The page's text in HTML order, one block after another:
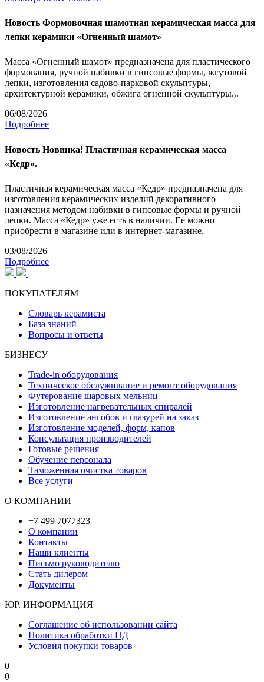
Новость Формовочная шамотная керамическая масса для
лепки керамики «Огненный шамот»
Масса «Огненный шамот» предназначена для пластического
формования, ручной набивки в гипсовые формы, жгутовой
лепки, изготовления садово-парковой скульптуры,
архитектурной керамики, обжига огненной скульптуры...
06/08/2026
Подробнее
Новость Новинка! Пластичная керамическая масса
«Кедр».
Пластичная керамическая масса «Кедр» предназначена для
изготовления керамических изделий декоративного
назначения методом набивки в гипсовые формы и ручной
лепки. Масса «Кедр» уже есть в наличии. Ее можно
приобрести в магазине или в интернет-магазине.
03/08/2026
Подробнее
ПОКУПАТЕЛЯМ
Словарь керамиста
База знаний
Вопросы и ответы
БИЗНЕСУ
Trade-in оборудования
Техническое обслуживание и ремонт оборудования
Футерование шаровых мельниц
Изготовление нагревательных спиралей
Изготовление ангобов и глазурей на заказ
Изготовление моделей, форм, капов
Консультация производителей
Готовые решения
Обучение персонала
Таможенная очистка товаров
Все услуги
О КОМПАНИИ
+7 499 7077323
О компании
Контакты
Наши клиенты
Письмо руководителю
Стать дилером
Документы
ЮР. ИНФОРМАЦИЯ
Соглашение об использовании сайта
Политика обработки ПД
Условия покупки товаров
0
0